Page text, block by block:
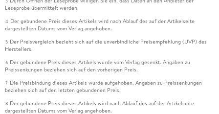
Leseprobe übermittelt werden.
4 Der gebundene Preis dieses Artikels wird nach Ablauf des auf der Artikelseite
dargestellten Datums vom Verlag angehoben.
5 Der Preisvergleich bezieht sich auf die unverbindliche Preisempfehlung (UVP) des
Herstellers.
6 Der gebundene Preis dieses Artikels wurde vom Verlag gesenkt. Angaben zu
Preissenkungen beziehen sich auf den vorherigen Preis.
7 Die Preisbindung dieses Artikels wurde aufgehoben. Angaben zu Preissenkungen
beziehen sich auf den letzten gebundenen Preis.
8 Der gebundene Preis dieses Artikels wird nach Ablauf des auf der Artikelseite
dargestellten Datums vom Verlag angehoben.